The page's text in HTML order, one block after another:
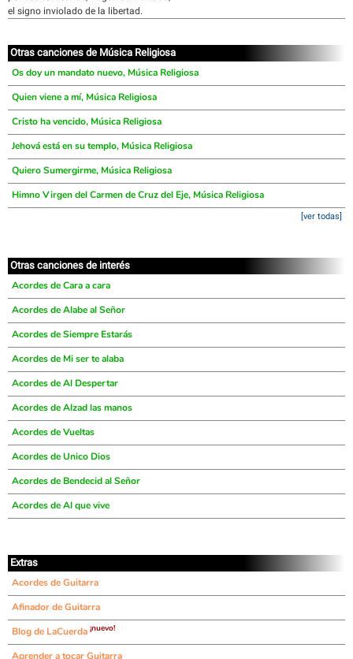
el signo inviolado de la libertad.
Otras canciones de Música Religiosa
Os doy un mandato nuevo, Música Religiosa
Quien viene a mí, Música Religiosa
Cristo ha vencido, Música Religiosa
Jehová está en su templo, Música Religiosa
Quiero Sumergirme, Música Religiosa
Himno Virgen del Carmen de Cruz del Eje, Música Religiosa
[ver todas]
Otras canciones de interés
Acordes de Cara a cara
Acordes de Alabe al Señor
Acordes de Siempre Estarás
Acordes de Mi ser te alaba
Acordes de Al Despertar
Acordes de Alzad las manos
Acordes de Vueltas
Acordes de Unico Dios
Acordes de Bendecid al Señor
Acordes de Al que vive
Extras
Acordes de Guitarra
Afinador de Guitarra
Blog de LaCuerda ¡nuevo!
Aprender a tocar Guitarra